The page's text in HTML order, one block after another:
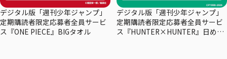
デジタル版「週刊少年ジャンプ」
定期購読者限定応募者全員サービ
ス『ONE PIECE』BIGタオル
デジタル版「週刊少年ジャンプ」
定期購読者限定応募者全員サービ
ス『HUNTER×HUNTER』日めく